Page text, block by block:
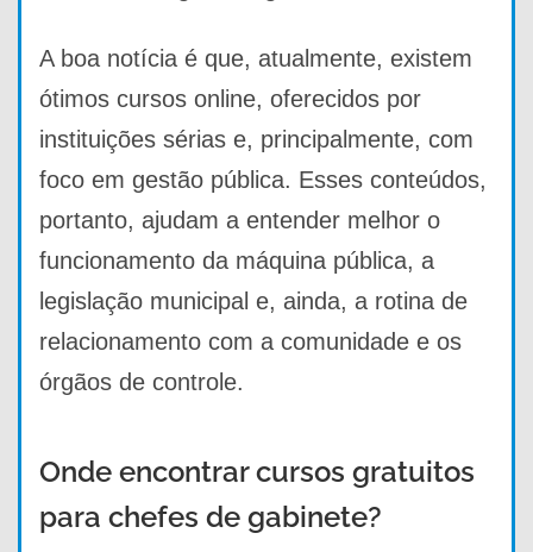
A boa notícia é que, atualmente, existem
ótimos cursos online, oferecidos por
instituições sérias e, principalmente, com
foco em gestão pública. Esses conteúdos,
portanto, ajudam a entender melhor o
funcionamento da máquina pública, a
legislação municipal e, ainda, a rotina de
relacionamento com a comunidade e os
órgãos de controle.
Onde encontrar cursos gratuitos
para chefes de gabinete?